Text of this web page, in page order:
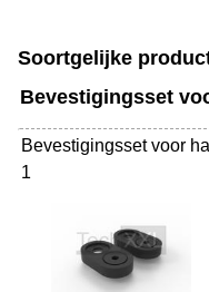
Soortgelijke
Bevestigingsset
Bevestigingsset voor
1